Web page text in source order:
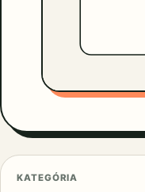
KATEGÓRIA